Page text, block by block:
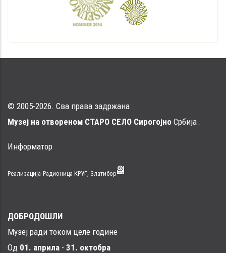
© 2005-2026. Сва права задржана
Музеј на отвореном СТАРО СЕЛО Сирогојно Србија .
Информатор
Реализација Радионица КРУГ, Златибор
ДОБРОДОШЛИ
Музеј ради током целе године
Од 01. априла - 31. октобра